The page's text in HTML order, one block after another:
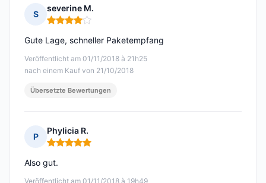
S
severine M.
Hinweis: 4 von 5
Veröffentlicht am 01/11/2018 à 21h25
nach einem Kauf von 21/10/2018
Gute Lage, schneller Paketempfang
Übersetzte Bewertungen
P
Phylicia R.
Hinweis: 5 von 5
Veröffentlicht am 01/11/2018 à 19h49
Also gut.